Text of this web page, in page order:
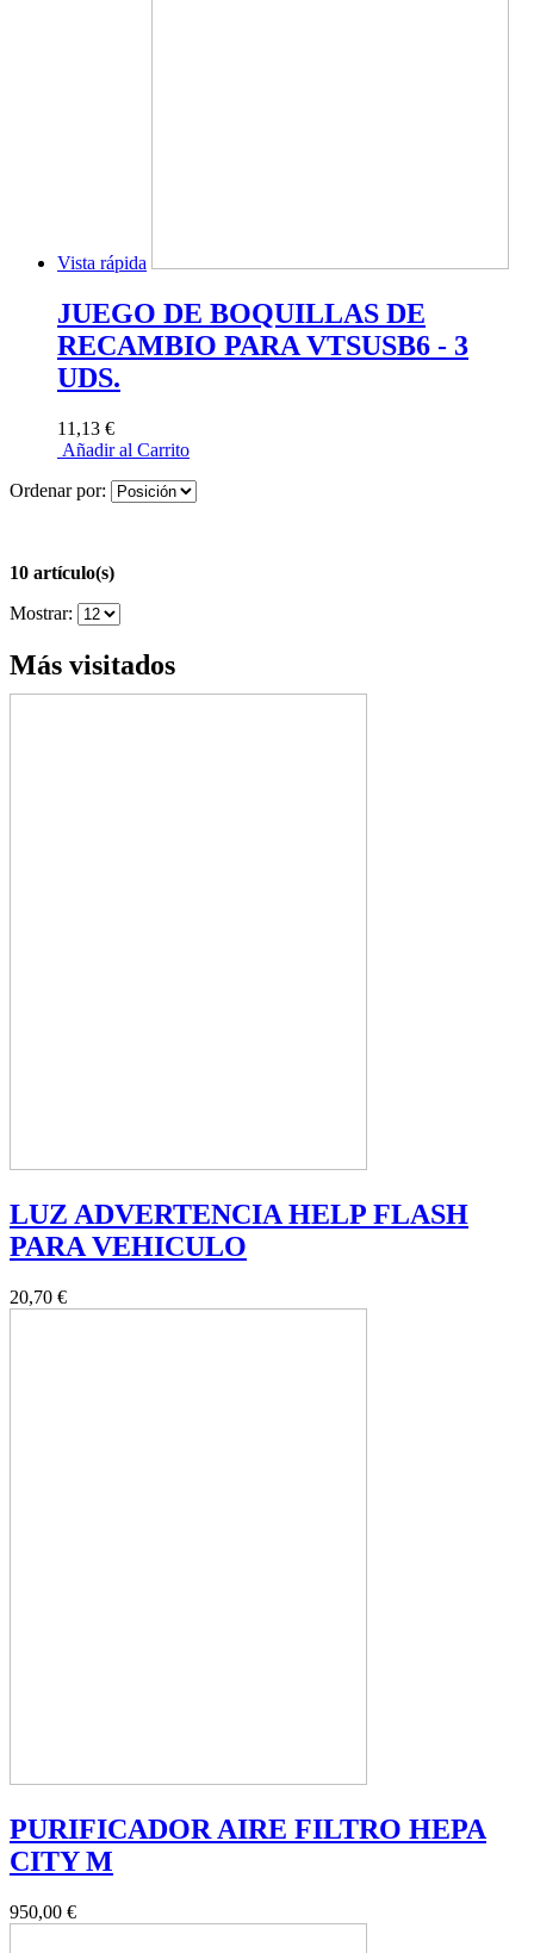
Vista rápida
JUEGO DE BOQUILLAS DE
RECAMBIO PARA VTSUSB6 - 3
UDS.
11,13 €
Añadir al Carrito
Ordenar por:
10 artículo(s)
Mostrar:
Más visitados
LUZ ADVERTENCIA HELP FLASH
PARA VEHICULO
20,70 €
PURIFICADOR AIRE FILTRO HEPA
CITY M
950,00 €